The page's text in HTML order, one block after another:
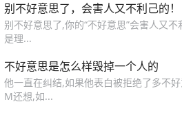
别不好意思了，会害人又不利己的！
别不好意思了,你的“不好意思”会害人又
是理...
不好意思是怎么样毁掉一个人的
他一直在纠结,如果他表白被拒绝了多不
M还想,如...